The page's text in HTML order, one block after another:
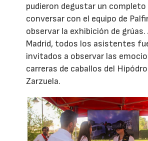
pudieron degustar un
conversar con el equipo de
observar la exhibición de grúas.
Madrid, todos los asistentes
invitados a observar las
carreras de caballos del
Zarzuela.